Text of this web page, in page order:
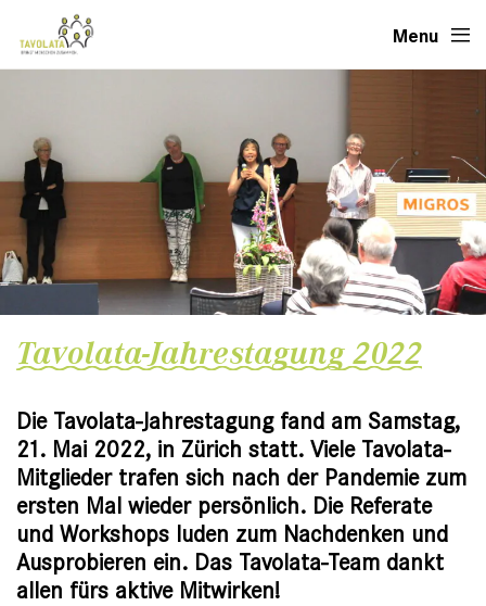
Menu
Tavolata-Jahrestagung 2022
Die Tavolata-Jahrestagung fand am Samstag,
21. Mai 2022, in Zürich statt. Viele Tavolata-
Mitglieder trafen sich nach der Pandemie zum
ersten Mal wieder persönlich. Die Referate
und Workshops luden zum Nachdenken und
Ausprobieren ein. Das Tavolata-Team dankt
allen fürs aktive Mitwirken!